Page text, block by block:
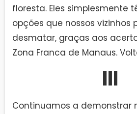
floresta. Eles simplesmente
opções que nossos vizinhos
desmatar, graças aos
Zona Franca de Manaus.
III
Continuamos a demonstrar